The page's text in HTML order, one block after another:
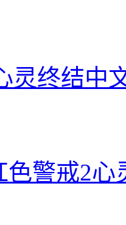
灵终结中
色警戒2心